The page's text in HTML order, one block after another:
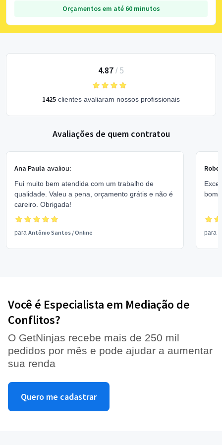
Orçamentos em até 60 minutos
4.87 / 5
1425 clientes avaliaram nossos profissionais
Avaliações de quem contratou
Ana Paula avaliou:
Fui muito bem atendida com um trabalho de
qualidade. Valeu a pena, orçamento grátis e não é
careiro. Obrigada!
para Antônio Santos /Online
bom
para
Você é Especialista em Mediação de
Conflitos?
O GetNinjas recebe mais de 250 mil
pedidos por mês e pode ajudar a aumentar
sua renda
Quero me cadastrar